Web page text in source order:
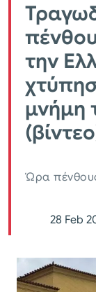
την
μνήμη
Ώρα
28 Feb